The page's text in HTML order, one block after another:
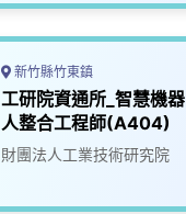
新竹縣竹東鎮
工研院資通所_智慧機器
人整合工程師(A404)
財團法人工業技術研究院